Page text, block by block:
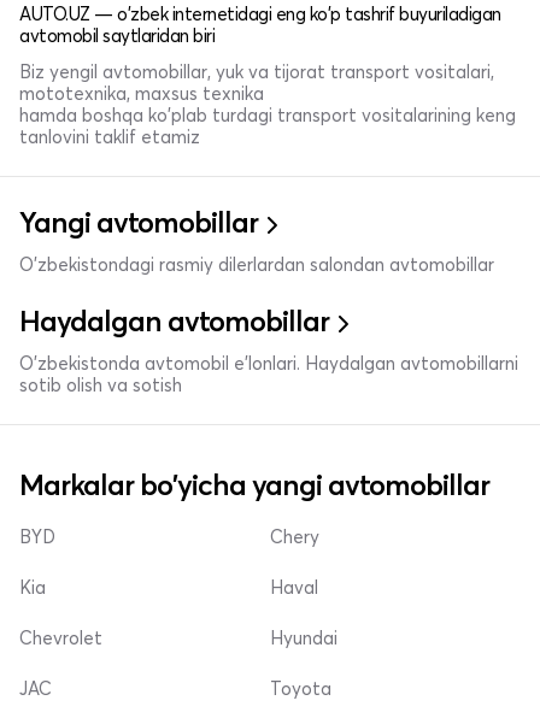
AUTO.UZ — o'zbek internetidagi eng ko'p tashrif buyuriladigan
avtomobil saytlaridan biri
Biz yengil avtomobillar, yuk va tijorat transport vositalari,
mototexnika, maxsus texnika
hamda boshqa ko'plab turdagi transport vositalarining keng
tanlovini taklif etamiz
Yangi avtomobillar
O'zbekistondagi rasmiy dilerlardan salondan avtomobillar
Haydalgan avtomobillar
O'zbekistonda avtomobil e’lonlari. Haydalgan avtomobillarni
sotib olish va sotish
Markalar bo'yicha yangi avtomobillar
BYD
Kia
Chevrolet
Chery
Haval
Hyundai
JAC Toyota